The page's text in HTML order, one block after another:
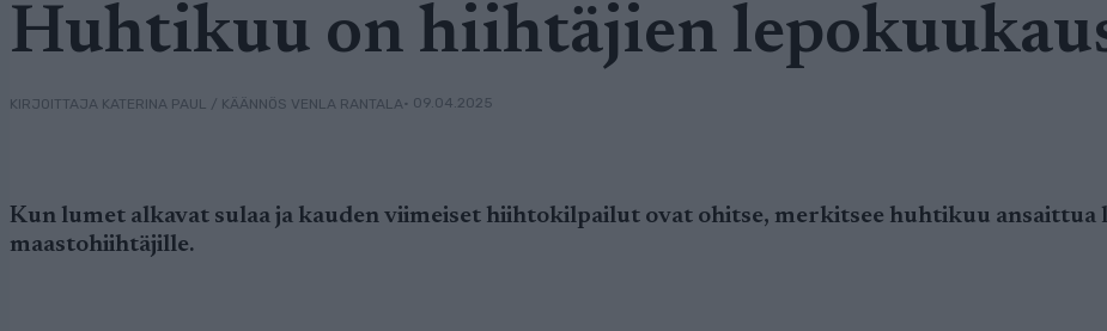
Huhtikuu on hiihtäjien
KIRJOITTAJA KATERINA PAUL / KÄÄNNÖS VENLA RANTALA• 09.04.2025
Kun lumet alkavat sulaa ja kauden viimeiset hiihtokilpailut ovat ohitse, merkitsee huhtikuu ansaittua
maastohiihtäjille.